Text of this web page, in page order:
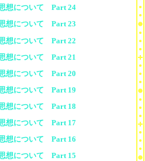
想について Part 24
想について Part 23
想について Part 22
想について Part 21
想について Part 20
想について Part 19
想について Part 18
想について Part 17
想について Part 16
想について Part 15